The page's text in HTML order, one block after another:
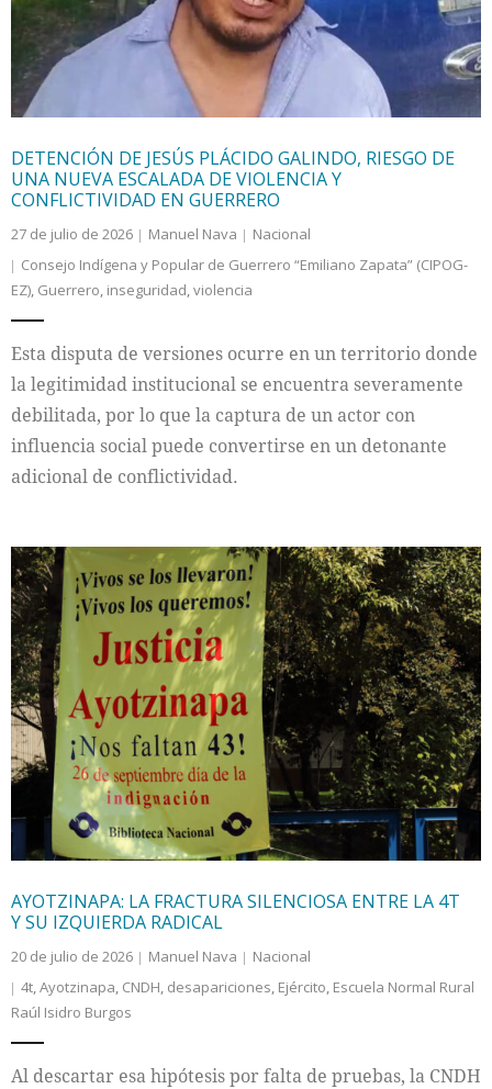
Internacional
Cultura
DETENCIÓN DE JESÚS PLÁCIDO GALINDO, RIESGO DE
UNA NUEVA ESCALADA DE VIOLENCIA Y
CONFLICTIVIDAD EN GUERRERO
27 de julio de 2026 Manuel Nava
Nacional
Consejo Indígena y Popular de Guerrero “Emiliano Zapata” (CIPOG-
EZ), Guerrero, inseguridad,violencia
Esta disputa de versiones ocurre en un territorio donde
la legitimidad institucional se encuentra severamente
debilitada, por lo que la captura de un actor con
influencia social puede convertirse en un detonante
adicional de conflictividad.
AYOTZINAPA: LA FRACTURA SILENCIOSA ENTRE LA 4T
Y SU IZQUIERDA RADICAL
20 de julio de 2026 Manuel Nava
Nacional
4t,Ayotzinapa, CNDH, desapariciones, Ejército, Escuela Normal Rural
Raúl Isidro Burgos
Al descartar esa hipótesis por falta de pruebas, la CNDH